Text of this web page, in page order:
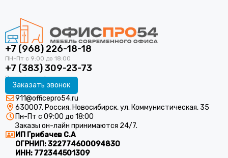
+7 (968) 226-18-18
+7 (383) 309-23-73
Заказать звонок
911@officepro54.ru
630007, Россия, Новосибирск, ул. Коммунистическая, 35
Пн-Пт с 09:00 до 18:00
Заказы он-лайн принимаются 24/7.
ИП Грибачев С.А
ОГРНИП:322774600094830
ИНН: 772344501309